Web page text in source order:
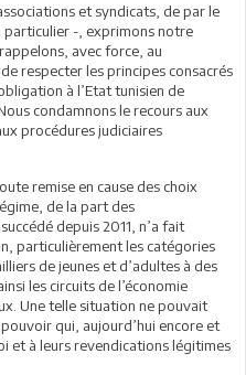
et syndicats, de par le
particulier -, exprimons notre
avec force, au
respecter les principes consacrés
à l’Etat tunisien de
condamnons le recours aux
procédures judiciaires
remise en cause des choix
de la part des
depuis 2011, n’a fait
particulièrement les catégories
de jeunes et d’adultes à des
les circuits de l’économie
Une telle situation ne pouvait
qui, aujourd’hui encore et
et à leurs revendications légitimes